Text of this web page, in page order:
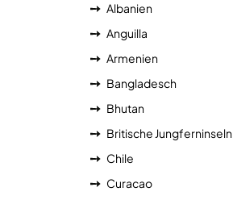
Albanien
Anguilla
Armenien
Bangladesch
Bhutan
Britische Jungferninseln
Chile
Curacao